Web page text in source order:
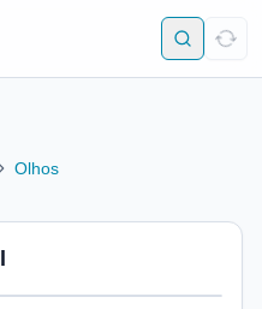
Olhos